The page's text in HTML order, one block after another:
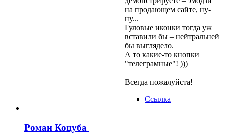
на продающем сайте, ну-
ну...
Гуловые иконки тогда уж
вставили бы – нейтральней
бы выглядело.
А то какие-то кнопки
"телеграмные"! )))
Всегда пожалуйста!
Ссылка
Роман Коцуба